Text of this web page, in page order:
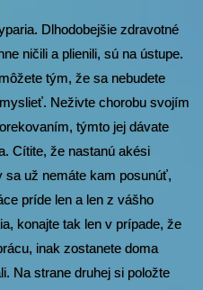
Dlhodobejšie zdravotné
ničili a plienili, sú na ústupe.
tým, že sa nebudete
Neživte chorobu svojím
týmto jej dávate
Cítite, že nastanú akési
už nemáte kam posunúť,
príde len a len z vášho
konajte tak len v prípade, že
inak zostanete doma
Na strane druhej si položte